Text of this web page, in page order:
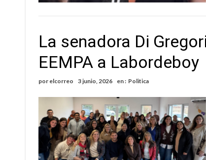
La senadora Di
EEMPA a Labordeboy
por elcorreo 3 junio, 2026 en : Politica